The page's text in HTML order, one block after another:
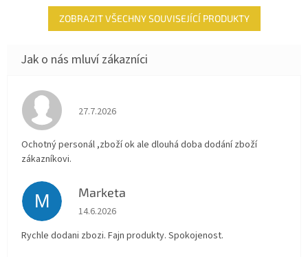
ZOBRAZIT VŠECHNY SOUVISEJÍCÍ PRODUKTY
Hodnocení obchodu je 4 z 5 hvězdiček.
27.7.2026
Ochotný personál ,zboží ok ale dlouhá doba dodání zboží
zákazníkovi.
M Marketa
Hodnocení obchodu je 5 z 5 hvězdiček.
14.6.2026
Rychle dodani zbozi. Fajn produkty. Spokojenost.